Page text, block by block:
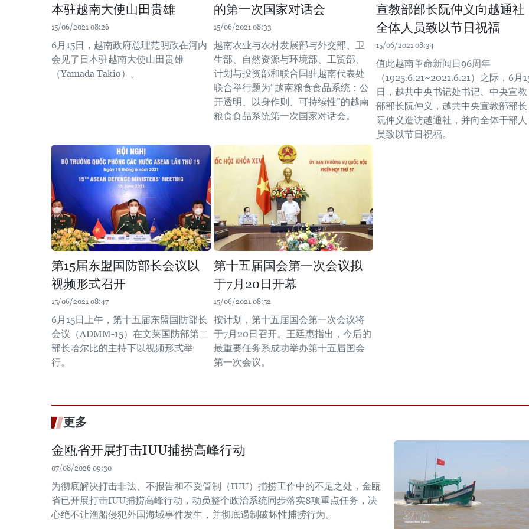
本驻越南大使山田贵雄
15/06/2021 08:26
6月15日，越南政府总理范明政在河内
会见了日本驻越南大使山田贵雄
（Yamada Takio）。
的第一次国家对话会
15/06/2021 08:33
越南农业与农村发展部与外交部、卫
生部、自然资源与环境部、工贸部、
计划与投资部和联合国驻越南代表处
联合举行题为“越南粮食食品系统：公
开透明、以身作则、可持续性”的越南
粮食食品系统第一次国家对话会。
宣教部部长阮仲义向越通社
全体人员致以节日祝福
15/06/2021 08:34
值此越南革命新闻日96周年
（1925.6.21~2021.6.21）之际，6月
日，越共中央书记处书记、中央宣教
部部长阮仲义，越共中央宣教部部长
阮仲义造访越通社，并向全体干部人
员致以节日祝福。
第15届东盟国防部长会议以
视频形式召开
15/06/2021 08:47
6月15日上午，第十五届东盟国防部长
会议（ADMM-15）在文莱国防部第二
部长哈尔比的主持下以视频形式举
行。
第十五届国会第一次会议拟
于7月20日开幕
15/06/2021 08:52
按计划，第十五届国会第一次会议将
于7月20日召开。王廷惠指出，今后的
最重要任务系成功举办第十五届国会
第一次会议。
更多
金瓯省开展打击IUU捕捞高峰行动
07/08/2026 09:30
为彻底解决打击非法、不报告和不受管制（IUU）捕捞工作中的不足之处，金瓯
省已开展打击IUU捕捞高峰行动，动员整个政治系统同步落实8项重点任务，决
心绝不让渔船侵犯外国海域事件发生，并彻底遏制破坏性捕捞行为。